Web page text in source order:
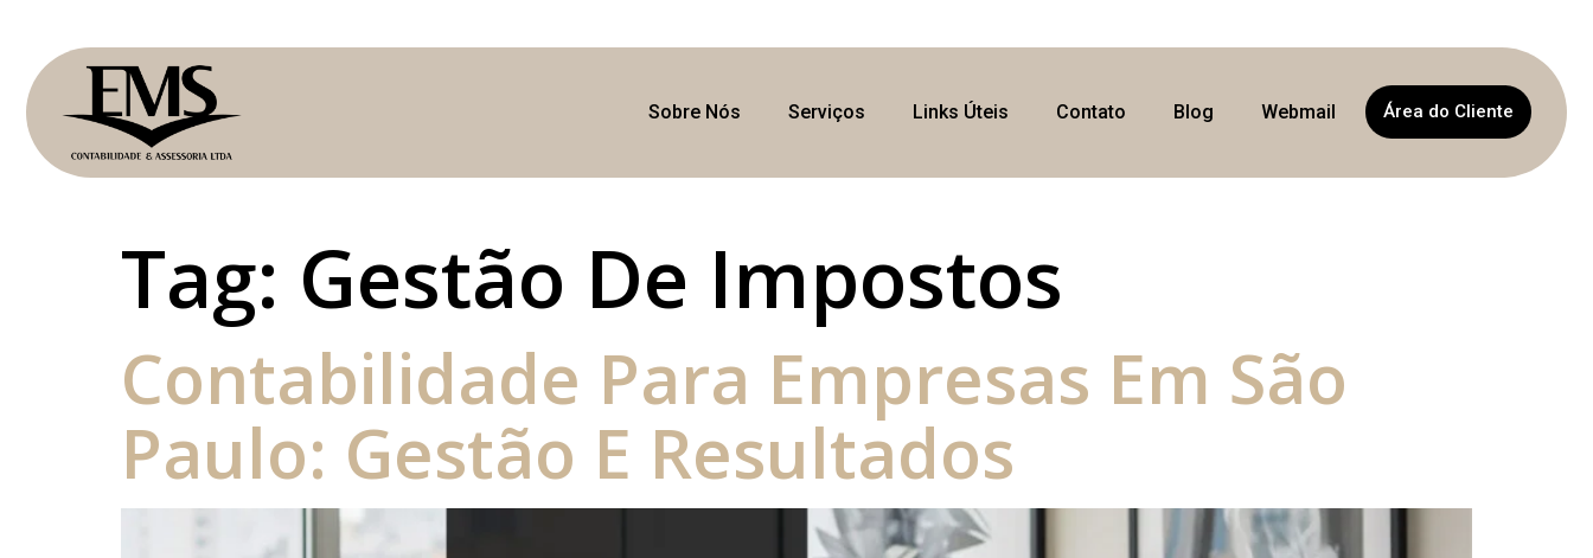
Sobre Nós Serviços Links Úteis Contato Blog Webmail Área do Cliente
Tag: Gestão De Impostos
Contabilidade Para Empresas Em São
Paulo: Gestão E Resultados